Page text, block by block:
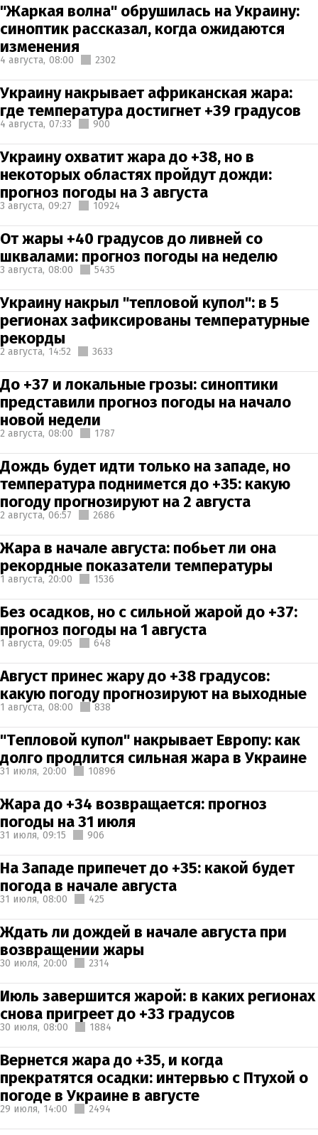
"Жаркая волна" обрушилась на Украину:
синоптик рассказал, когда ожидаются
изменения
4 августа, 08:00 2302
Украину накрывает африканская жара:
где температура достигнет +39 градусов
4 августа, 07:33 900
Украину охватит жара до +38, но в
некоторых областях пройдут дожди:
прогноз погоды на 3 августа
3 августа, 09:27 10924
От жары +40 градусов до ливней со
шквалами: прогноз погоды на неделю
3 августа, 08:00 5435
Украину накрыл "тепловой купол": в 5
регионах зафиксированы температурные
рекорды
2 августа, 14:52 3633
До +37 и локальные грозы: синоптики
представили прогноз погоды на начало
новой недели
2 августа, 08:00 1787
Дождь будет идти только на западе, но
температура поднимется до +35: какую
погоду прогнозируют на 2 августа
2 августа, 06:57 2686
Жара в начале августа: побьет ли она
рекордные показатели температуры
1 августа, 20:00 1536
Без осадков, но с сильной жарой до +37:
прогноз погоды на 1 августа
1 августа, 09:05 648
Август принес жару до +38 градусов:
какую погоду прогнозируют на выходные
1 августа, 08:00 838
"Тепловой купол" накрывает Европу: как
долго продлится сильная жара в Украине
31 июля, 20:00 10896
Жара до +34 возвращается: прогноз
погоды на 31 июля
31 июля, 09:15 906
На Западе припечет до +35: какой будет
погода в начале августа
31 июля, 08:00 425
Ждать ли дождей в начале августа при
возвращении жары
30 июля, 20:00 2314
Июль завершится жарой: в каких регионах
снова пригреет до +33 градусов
30 июля, 08:00 1884
Вернется жара до +35, и когда
прекратятся осадки: интервью с Птухой о
погоде в Украине в августе
29 июля, 14:00 2494